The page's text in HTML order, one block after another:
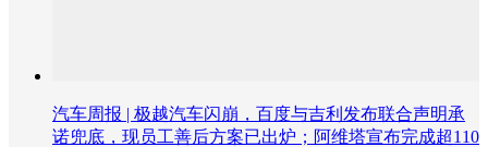
汽车周报 | 极越汽车闪崩，百度与吉利发布联合声明承
诺兜底，现员工善后方案已出炉；阿维塔宣布完成超110